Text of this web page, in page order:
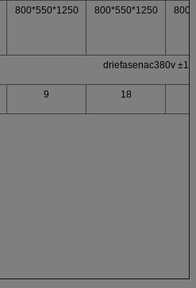
800*550*1250 800*550*1250
driefasenac380v
9 18